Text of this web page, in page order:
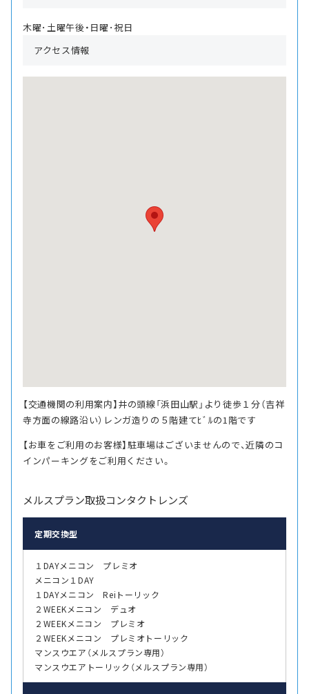
木曜･土曜午後・日曜･祝日
アクセス情報
【交通機関の利用案内】井の頭線「浜田山駅」より徒歩１分（吉祥
寺方面の線路沿い）レンガ造りの５階建てﾋﾞﾙの1階です
【お車をご利用のお客様】駐車場はございませんので、近隣のコ
インパーキングをご利用ください。
メルスプラン取扱コンタクトレンズ
定期交換型
１DAYメニコン プレミオ
メニコン１DAY
１DAYメニコン Reiトーリック
２WEEKメニコン デュオ
２WEEKメニコン プレミオ
２WEEKメニコン プレミオトーリック
マンスウエア（メルスプラン専用）
マンスウエアトーリック（メルスプラン専用）